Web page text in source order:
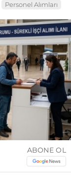
Personel Alımları
ABONE OL